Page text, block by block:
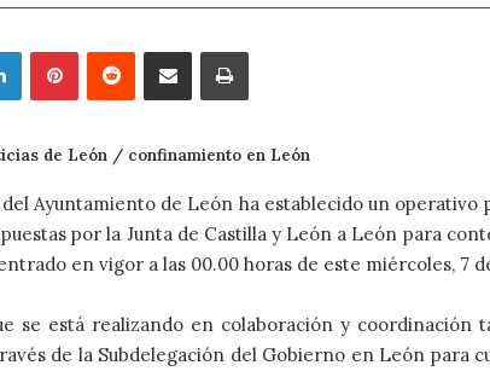
LinkedInPinterestReddit Compartir por correo electrónicoImprimir
de León / confinamiento en León
Ayuntamiento de León ha establecido un
por la Junta de Castilla y León a León para
en vigor a las 00.00 horas de este miércoles, 7
se está realizando en colaboración y coordinación
de la Subdelegación del Gobierno en León para